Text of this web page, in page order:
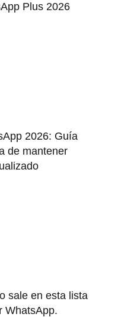
Plus 2026
2026: Guía
de mantener
sale en esta lista
WhatsApp.